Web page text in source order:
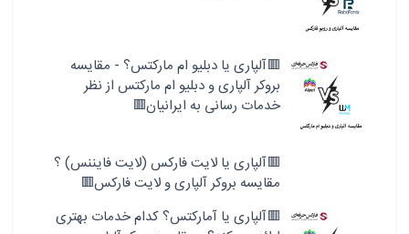
🟥آلپاری یا دبلیو ام مارکتس؟ - مقایسه
بروکر آلپاری و دبلیو ام مارکتس از نظر
خدمات رسانی به ایرانیان🟥
🟥آلپاری یا لایت فارکس (لایت فایننس) ؟
مقایسه بروکر آلپاری و لایت فارکس🟥
🟥آلپاری یا آمارکتس؟ کدام خدمات بهتری